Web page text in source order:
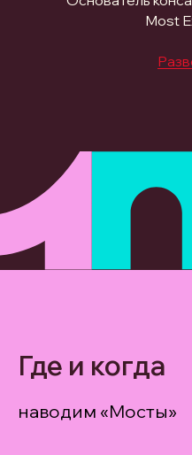
Most
Где и когда
наводим «Мосты»